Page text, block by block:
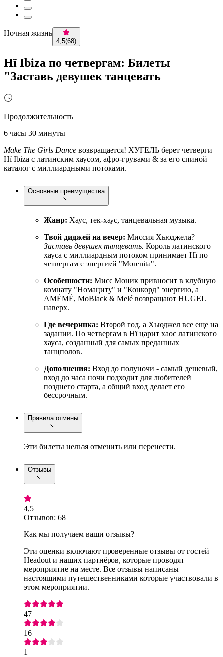
Ночная жизнь
4,5(68)
Hï Ibiza по четвергам: Билеты
"Заставь девушек танцевать
Продолжительность
6 часы 30 минуты
Make The Girls Dance возвращается! ХУГЕЛЬ берет четверги
Hï Ibiza с латинским хаусом, афро-грувами & за его спиной
каталог с миллиардными потоками.
Основные преимущества
Жанр: Хаус, тек-хаус, танцевальная музыка.
Твой диджей на вечер: Миссия Хьюджела?
Заставь девушек танцевать. Король латинского
хауса с миллиардным потоком принимает Hï по
четвергам с энергией "Morenita".
Особенности: Мисс Моник привносит в клубную
комнату "Номациту" и "Конкорд" энергию, а
AMÉMÉ, MoBlack & Melé возвращают HUGEL
наверх.
Где вечеринка: Второй год, а Хьюджел все еще на
задании. По четвергам в Hï царит хаос латинского
хауса, созданный для самых преданных
танцполов.
Дополнения: Вход до полуночи - самый дешевый,
вход до часа ночи подходит для любителей
позднего старта, а общий вход делает его
бессрочным.
Правила отмены
Эти билеты нельзя отменить или перенести.
Отзывы
4,5
Отзывов: 68
Как мы получаем ваши отзывы?
Эти оценки включают проверенные отзывы от гостей
Headout и наших партнёров, которые проводят
мероприятие на месте. Все отзывы написаны
настоящими путешественниками которые участвовали в
этом мероприятии.
47
16
1